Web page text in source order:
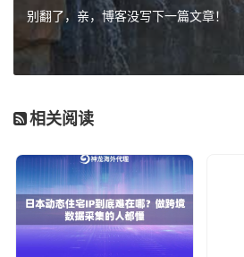
数据中心IP
ISP住宅代理
运营商分配的固
定住宅IP
别翻了，亲，博客没写下一篇文章！
相关阅读